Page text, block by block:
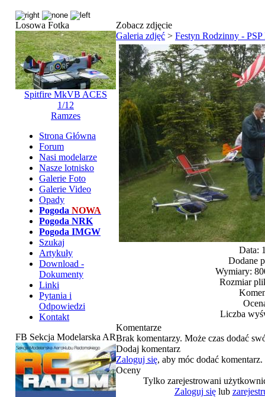
Losowa Fotka
Spitfire MkVB ACES
1/12
Ramzes
Strona Główna
Forum
Nasi modelarze
Nasze lotnisko
Galerie Foto
Galerie Video
Opady
Pogoda NOWA
Pogoda NRK
Pogoda IMGW
Szukaj
Artykuły
Download -
Dokumenty
Linki
Pytania i
Odpowiedzi
Kontakt
FB Sekcja Modelarska AR
Zobacz zdjęcie
Galeria zdjęć > Festyn Rodzinny -
Data:
Dodane
Wymiary:
Rozmiar
Liczba
Komentarze
Brak komentarzy. Może czas dodać
Dodaj komentarz
Zaloguj się, aby móc dodać komentarz.
Oceny
Tylko zarejestrowani
Zaloguj sięlub